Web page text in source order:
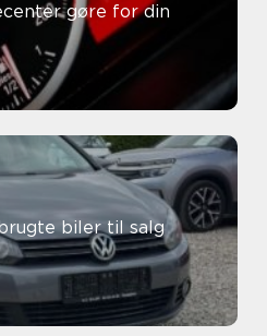
gøre for din
biler til salg